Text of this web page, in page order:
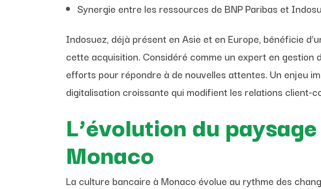
Synergie entre les ressources de BNP Paribas et
Indosuez, déjà présent en Asie et en Europe, bénéficie
cette acquisition. Considéré comme un expert en
efforts pour répondre à de nouvelles attentes. Un enjeu
digitalisation croissante qui modifient les relations client-
L’évolution du
Monaco
La culture bancaire à Monaco évolue au rythme des